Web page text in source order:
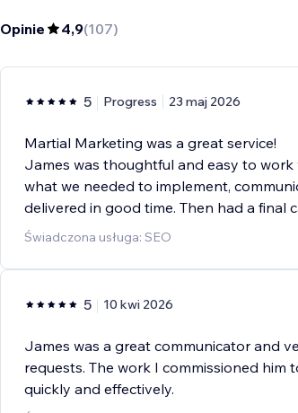
Opinie 4,9(107)
5 Progress 23 maj 2026
Martial Marketing was a great service!
James was thoughtful and easy to work
what we needed to implement,
delivered in good time. Then had a final
Świadczona usługa: SEO
5 10 kwi 2026
James was a great communicator and
requests. The work I commissioned him
quickly and effectively.